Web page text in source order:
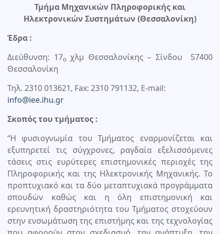
Τμήμα Μηχανικών Πληροφορικής και
Ηλεκτρονικών Συστημάτων (Θεσσαλονίκη)
Έδρα :
Διεύθυνση: 17οχλμ Θεσσαλονίκης – Σίνδου 57400
Θεσσαλονίκη
Τηλ. 2310 013621, Fax: 2310 791132, Ε-mail:
info@iee.ihu.gr
Σκοπός του τμήματος :
“Η φυσιογνωμία του Τμήματος εναρμονίζεται και
εξυπηρετεί τις σύγχρονες, ραγδαία εξελισσόμενες
τάσεις στις ευρύτερες επιστημονικές περιοχές της
Πληροφορικής και της Ηλεκτρονικής Μηχανικής. Το
προπτυχιακό και τα δύο μεταπτυχιακά προγράμματα
σπουδών καθώς και η όλη επιστημονική και
ερευνητική δραστηριότητα του Τμήματος στοχεύουν
στην ενσωμάτωση της επιστήμης και της τεχνολογίας